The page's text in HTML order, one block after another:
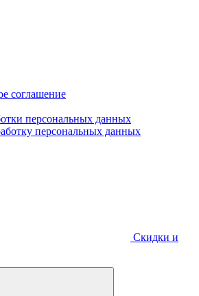
соглашение
персональных данных
персональных данных
Скидки и